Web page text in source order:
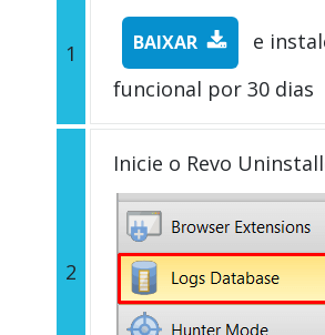
1 BAIXAR
e
funcional por 30 dias
2
Inicie o Revo